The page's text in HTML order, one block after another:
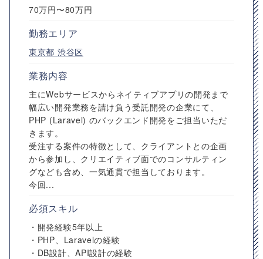
70万円〜80万円
勤務エリア
東京都 渋谷区
業務内容
主にWebサービスからネイティブアプリの開発まで
幅広い開発業務を請け負う受託開発の企業にて、
PHP (Laravel) のバックエンド開発をご担当いただ
きます。
受注する案件の特徴として、クライアントとの企画
から参加し、クリエイティブ面でのコンサルティン
グなども含め、一気通貫で担当しております。
今回...
必須スキル
・開発経験5年以上
・PHP、Laravelの経験
・DB設計、API設計の経験